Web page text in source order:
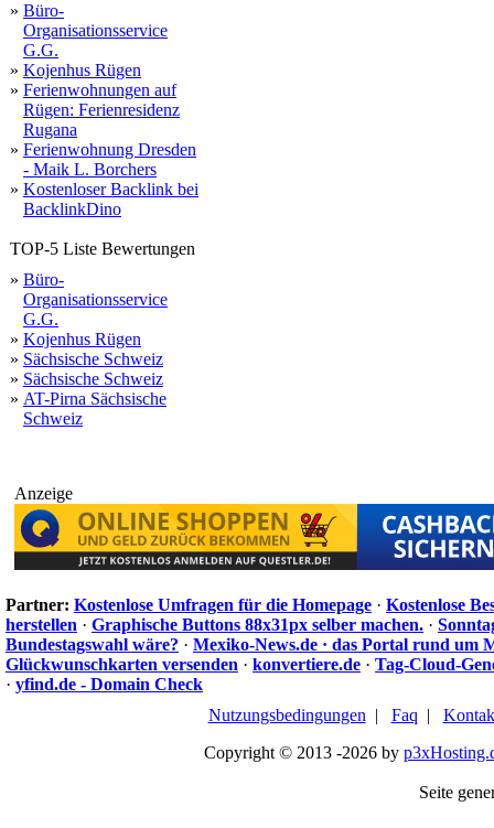
» Büro-
Organisationsservice
G.G.
» Kojenhus Rügen
» Ferienwohnungen auf
Rügen: Ferienresidenz
Rugana
» Ferienwohnung Dresden
- Maik L. Borchers
» Kostenloser Backlink bei
BacklinkDino
TOP-5 Liste Bewertungen
» Büro-
Organisationsservice
G.G.
» Kojenhus Rügen
» Sächsische Schweiz
» Sächsische Schweiz
» AT-Pirna Sächsische
Schweiz
Anzeige
Partner: Kostenlose Umfragen für die Homepage · Kostenlose
herstellen · Graphische Buttons 88x31px selber machen. ·
Bundestagswahl wäre? · Mexiko-News.de · das Portal rund um
Glückwunschkarten versenden · konvertiere.de · Tag-Cloud-
· yfind.de - Domain Check
Nutzungsbedingungen | Faq |
Copyright © 2013 -2026 by
Seite